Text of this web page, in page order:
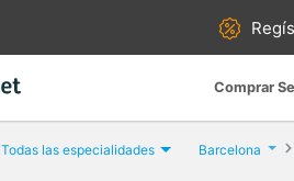
Comprar
Todas las especialidades Barcelona